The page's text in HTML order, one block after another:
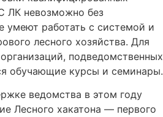
ЛК невозможно без
умеют работать с системой и
лесного хозяйства. Для
подведомственных
обучающие курсы и семинары.
ведомства в этом году
Лесного хакатона — первого